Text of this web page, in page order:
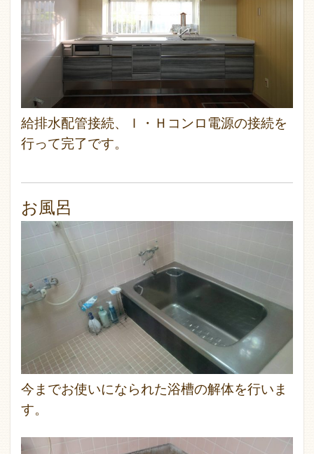
給排水配管接続、Ｉ・Ｈコンロ電源の接続を
行って完了です。
お風呂
今までお使いになられた浴槽の解体を行いま
す。